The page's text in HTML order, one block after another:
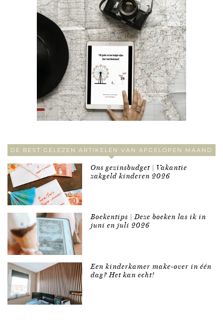
DE BEST GELEZEN ARTIKELEN VAN AFGELOPEN MAAND
Ons gezinsbudget | Vakantie
zakgeld kinderen 2026
Boekentips | Deze boeken las ik in
juni en juli 2026
Een kinderkamer make-over in één
dag? Het kan echt!